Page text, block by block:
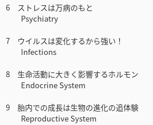
6 ストレスは万病のもと
Psychiatry
7 ウイルスは変化するから強い！
Infections
8 生命活動に大きく影響するホルモン
Endocrine System
9 胎内での成長は生物の進化の追体験
Reproductive System